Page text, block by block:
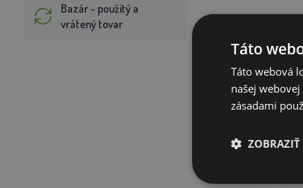
Bazár - použitý a
vrátený tovar
Doprava
Táto
Táto webová
našej
zásadami